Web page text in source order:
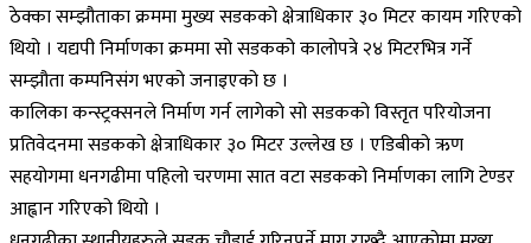
ठेक्का सम्झौताका क्रममा मुख्य सडकको क्षेत्राधिकार ३० मिटर कायम गरिएको
थियो । यद्यपी निर्माणका क्रममा सो सडकको कालोपत्रे २४ मिटरभित्र गर्ने
सम्झौता कम्पनिसंग भएको जनाइएको छ ।
कालिका कन्स्ट्रक्सनले निर्माण गर्न लागेको सो सडकको विस्तृत परियोजना
प्रतिवेदनमा सडकको क्षेत्राधिकार ३० मिटर उल्लेख छ । एडिबीको ऋण
सहयोगमा धनगढीमा पहिलो चरणमा सात वटा सडकको निर्माणका लागि टेण्डर
आह्वान गरिएको थियो ।